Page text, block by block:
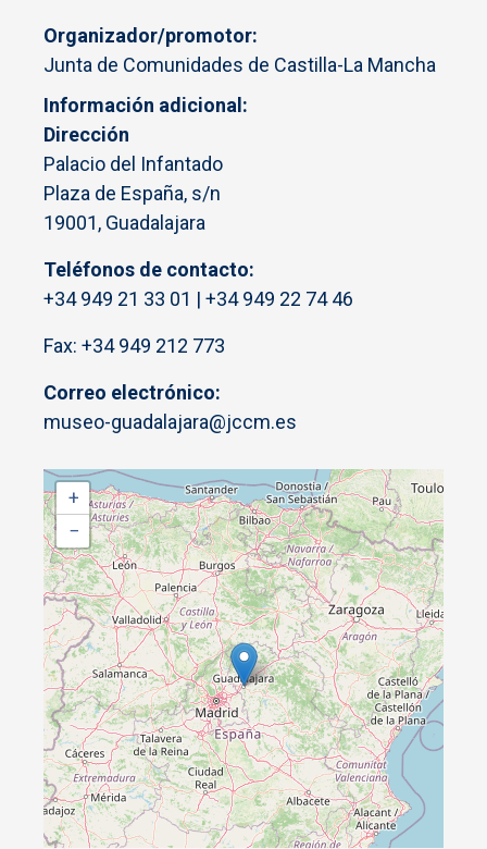
Organizador/promotor
Junta de Comunidades de Castilla-La Mancha
Información adicional
Dirección
Palacio del Infantado
Plaza de España, s/n
19001, Guadalajara
Teléfonos de contacto:
+34 949 21 33 01 | +34 949 22 74 46
Fax: +34 949 212 773
Correo electrónico:
museo-guadalajara@jccm.es
+
−